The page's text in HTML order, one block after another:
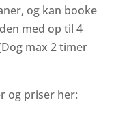
og kan booke
med op til 4
max 2 timer
og priser her: